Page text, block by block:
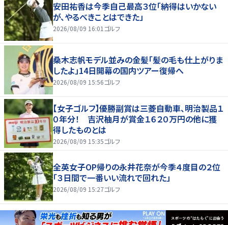
安田祐香は今季自己最高３位「納得はいかない
が、やるべきことはできた」
2026/08/09 16:01 ゴルフ
桑木志帆モデル並みの金髪「髪の毛も仕上がりま
したよ」14日開幕の国内ツアー復帰へ
2026/08/09 15:56ゴルフ
【女子ゴルフ】優勝副賞は三菱自動車、明治製品１
０年分！ 吉沢柚月が賞金１６２０万円の他に獲
得したものとは
2026/08/09 15:35ゴルフ
全英女子OP帰りの永井花奈が今季４度目の２位
「３日間で一番いい流れで回れた」
2026/08/09 15:27ゴルフ